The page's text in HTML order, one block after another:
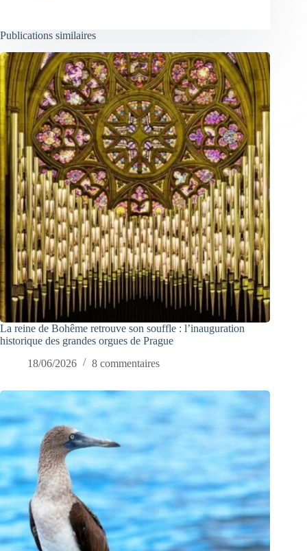
Publications similaires
La reine de Bohême retrouve son souffle : l’inauguration
historique des grandes orgues de Prague
18/06/2026
8 commentaires